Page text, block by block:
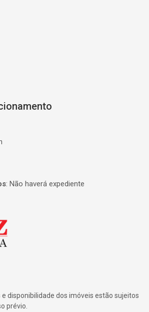
: Não haverá expediente
e disponibilidade dos imóveis estão sujeitos
prévio.